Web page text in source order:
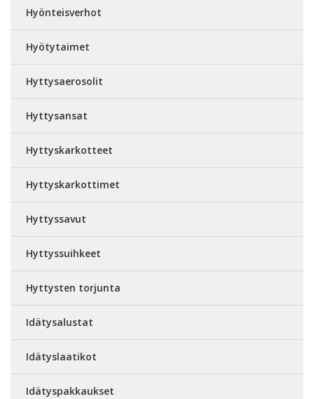
Hyönteisverhot
Hyötytaimet
Hyttysaerosolit
Hyttysansat
Hyttyskarkotteet
Hyttyskarkottimet
Hyttyssavut
Hyttyssuihkeet
Hyttysten torjunta
Idätysalustat
Idätyslaatikot
Idätyspakkaukset